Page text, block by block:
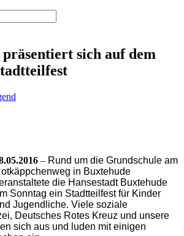
sich auf dem
– Rund um die Grundschule am
in Buxtehude
die Hansestadt Buxtehude
Sonntag ein Stadtteilfest für Kinder
Jugendliche. Viele soziale
Deutsches Rotes Kreuz und unsere
sich aus und luden mit einigen